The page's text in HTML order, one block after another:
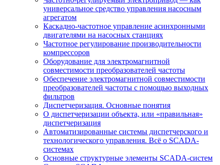
универсальное средство управления насосным
агрегатом
Каскадно-частотное управление асинхронными
двигателями на насосных станциях
Частотное регулирование производительности
компрессоров
Оборудование для электромагнитной
совместимости преобразователей частоты
Обеспечение электромагнитной совместимости
преобразователей частоты с помощью выходных
фильтров
Диспетчеризация. Основные понятия
О диспетчеризации объекта, или «правильная»
диспетчеризация
Автоматизированные системы диспетчерского и
технологического управления. Всё о SCADA-
системах
Основные структурные элементы SCADA-систем